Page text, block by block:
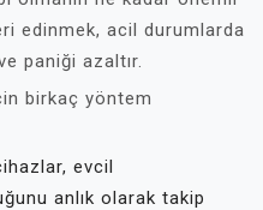
edinmek, acil durumlarda
paniği azaltır.
birkaç yöntem
evcil
anlık olarak takip